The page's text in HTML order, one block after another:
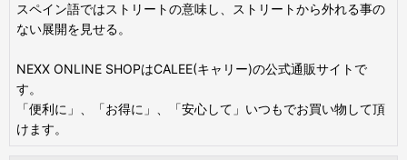
スペイン語ではストリートの意味し、ストリートから外れる事の
ない展開を見せる。
NEXX ONLINE SHOPはCALEE(キャリー)の公式通販サイトで
す。
「便利に」、「お得に」、「安心して」いつもでお買い物して頂
けます。